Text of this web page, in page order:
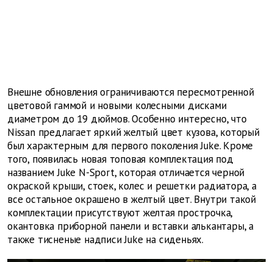
Внешне обновления ограничиваются пересмотренной
цветовой гаммой и новыми колесными дисками
диаметром до 19 дюймов. Особенно интересно, что
Nissan предлагает яркий желтый цвет кузова, который
был характерным для первого поколения Juke. Кроме
того, появилась новая топовая комплектация под
названием Juke N-Sport, которая отличается черной
окраской крыши, стоек, колес и решетки радиатора, а
все остальное окрашено в желтый цвет. Внутри такой
комплектации присутствуют желтая прострочка,
окантовка приборной панели и вставки алькантары, а
также тисненые надписи Juke на сиденьях.